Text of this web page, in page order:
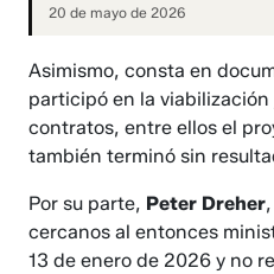
20 de mayo de 2026
Asimismo, consta en
participó en la
contratos, entre ellos el
también terminó sin
Por su parte, Peter Dreher
cercanos al entonces
13 de enero de 2026 y no